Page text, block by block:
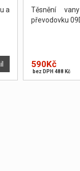
a
Těsnění
převodovku
590Kč
bez DPH 488 Kč